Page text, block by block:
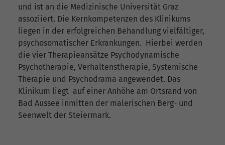
und ist an die Medizinische Universität Graz
assoziiert. Die Kernkompetenzen des Klinikums
liegen in der erfolgreichen Behandlung vielfältiger,
psychosomatischer Erkrankungen. Hierbei werden
die vier Therapieansätze Psychodynamische
Psychotherapie, Verhaltenstherapie, Systemische
Therapie und Psychodrama angewendet. Das
Klinikum liegt auf einer Anhöhe am Ortsrand von
Bad Aussee inmitten der malerischen Berg- und
Seenwelt der Steiermark.